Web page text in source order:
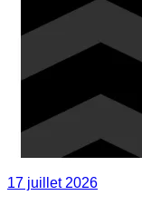
17 juillet 2026